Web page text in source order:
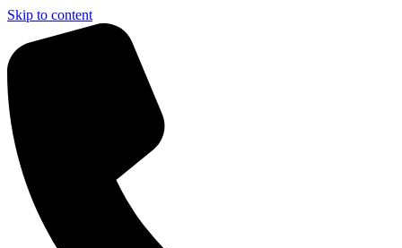
Skip to content